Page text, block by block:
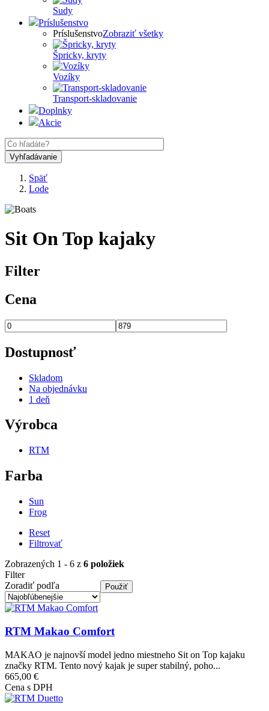
Sudy
Príslušenstvo
PríslušenstvoZobraziť všetky
Špricky, kryty
Vozíky
Transport-skladovanie
Doplnky
Akcie
Omrvinka
Späť
Lode
Sit On Top kajaky
Filter
Cena
Dostupnosť
Skladom
Na objednávku
1 deň
Výrobca
RTM
Farba
Sun
Frog
Reset
Filtrovať
Zobrazených 1 - 6 z 6 položiek
Filter
Zoradiť podľa
Obrázok
RTM Makao Comfort
MAKAO je najnovší model jedno miestneho Sit on Top kajaku
značky RTM. Tento nový kajak je super stabilný, poho...
665,00 €
Cena s DPH
Obrázok